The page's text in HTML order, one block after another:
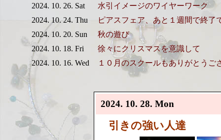
2024. 10. 26. Sat
水引イメージのワイヤーワーク
2024. 10. 24. Thu
ピアスフェア、あと１週間で終了
2024. 10. 20. Sun
秋の遊び
2024. 10. 18. Fri
徐々にクリスマスを意識して
2024. 10. 16. Wed
１０月のスクールもありがとうご
2024. 10. 28. Mon
引きの強い人達